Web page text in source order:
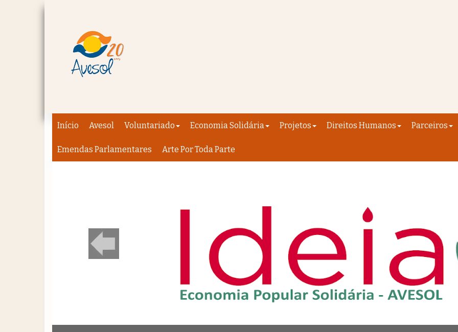
Início Avesol Voluntariado Economia Solidária Projetos Direitos Humanos Parceiros
Emendas Parlamentares Arte Por Toda Parte